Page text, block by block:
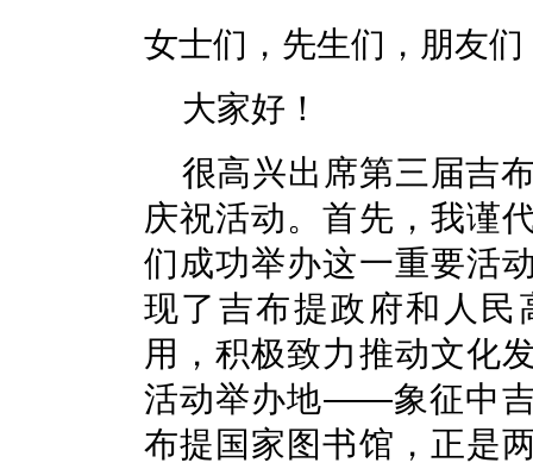
女士们，先生们，朋友们
大家好！
很高兴出席第三届吉
庆祝活动。首先，我谨
们成功举办这一重要活
现了吉布提政府和人
用，积极致力推动文化
活动举办地——象征中
布提国家图书馆，正是